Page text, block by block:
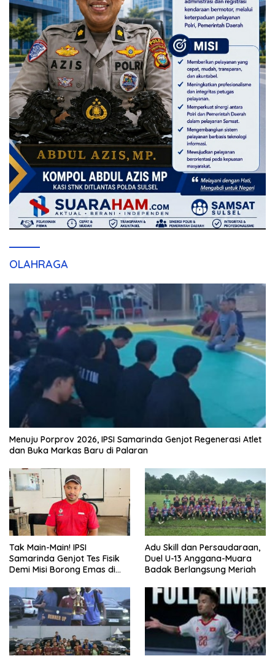
OLAHRAGA
Menuju Porprov 2026, IPSI Samarinda Genjot Regenerasi Atlet
dan Buka Markas Baru di Palaran
Tak Main-Main! IPSI
Samarinda Genjot Tes Fisik
Demi Misi Borong Emas di
Adu Skill dan Persaudaraan,
Duel U-13 Anggana-Muara
Badak Berlangsung Meriah